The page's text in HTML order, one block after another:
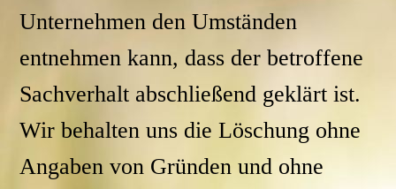
Unternehmen den Umständen
entnehmen kann, dass der betroffene
Sachverhalt abschließend geklärt ist.
Wir behalten uns die Löschung ohne
Angaben von Gründen und ohne